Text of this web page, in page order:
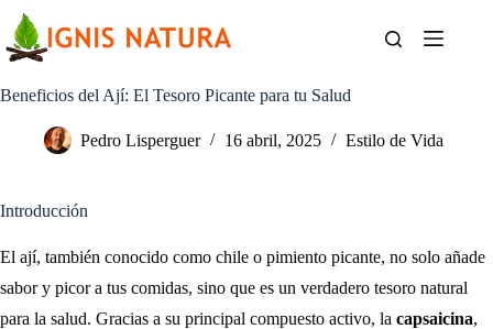
contenido
Beneficios del Ají: El Tesoro Picante para tu Salud
Pedro Lisperguer 16 abril, 2025 Estilo de Vida
Introducción
El ají, también conocido como chile o pimiento picante, no solo añade
sabor y picor a tus comidas, sino que es un verdadero tesoro natural
para la salud. Gracias a su principal compuesto activo, la capsaicina,